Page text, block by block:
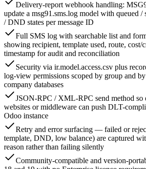
Delivery-report webhook handling:
update a msg91.sms.log model with queued /
/ DND states per message ID
Full SMS log with searchable list and
showing recipient, template used, route, cost/
timestamp for audit and reconciliation
Security via ir.model.access.csv plus
log-view permissions scoped by group and
company databases
JSON-RPC / XML-RPC send method so
websites or middleware can push DLT-
Odoo instance
Retry and error surfacing — failed or
template, DND, low balance) are captured
reason rather than failing silently
Community-compatible and version-